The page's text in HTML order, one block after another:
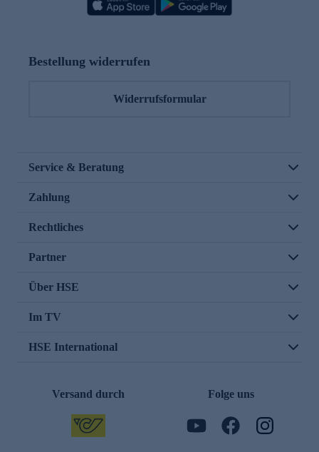
Bestellung widerrufen
Widerrufsformular
Service & Beratung
Zahlung
Rechtliches
Partner
Über HSE
Im TV
HSE International
Versand durch Folge uns